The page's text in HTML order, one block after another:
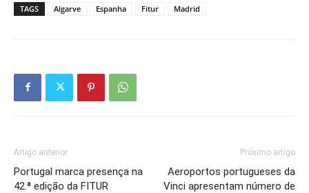
TAGS Algarve Espanha Fitur Madrid
Artigo anterior
Portugal marca presença na
42.ª edição da FITUR
Próximo artigo
Aeroportos portugueses da
Vinci apresentam número de